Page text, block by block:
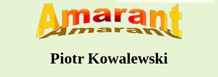
Piotr Kowalewski